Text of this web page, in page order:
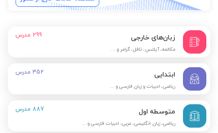
زبان‌های خارجی
مکالمه، آیلتس، تافل، گرامر و ...
299 مدرس
ابتدایی
ریاضی، ادبیات و زبان فارسی و ...
352 مدرس
متوسطه اول
ریاضی، زبان انگلیسی، عربی، ادبیات فارسی و ...
887 مدرس